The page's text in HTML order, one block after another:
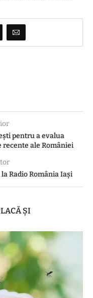
pentru a evalua
ale României
Radio România Iași
ȘI